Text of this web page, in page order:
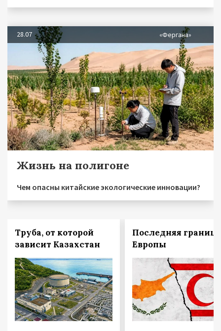
28.07 «Фергана»
Жизнь на полигоне
Чем опасны китайские экологические инновации?
Труба, от которой
зависит Казахстан
Последняя граница
Европы